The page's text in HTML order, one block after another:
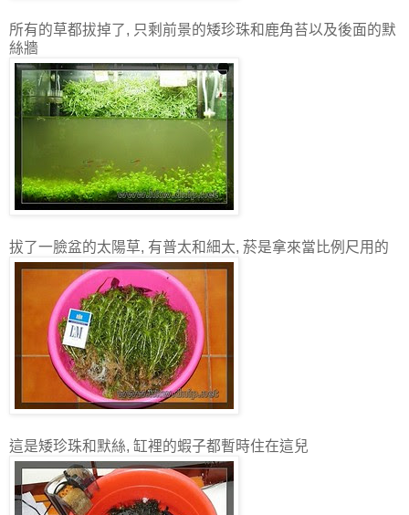
所有的草都拔掉了, 只剩前景的矮珍珠和鹿角苔以及後面的默
絲牆
拔了一臉盆的太陽草, 有普太和細太, 菸是拿來當比例尺用的
這是矮珍珠和默絲, 缸裡的蝦子都暫時住在這兒